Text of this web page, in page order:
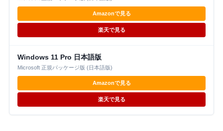
Amazonで見る
楽天で見る
Windows 11 Pro 日本語版
Microsoft 正規パッケージ版 (日本語版)
Amazonで見る
楽天で見る